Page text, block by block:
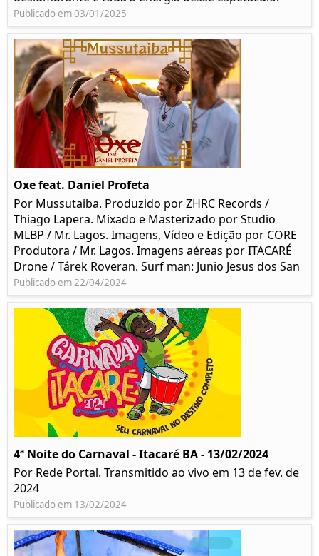
Publicado em 03/01/2025
Oxe feat. Daniel Profeta
Por Mussutaiba. Produzido por ZHRC Records /
Thiago Lapera. Mixado e Masterizado por Studio
MLBP / Mr. Lagos. Imagens, Vídeo e Edição por CORE
Produtora / Mr. Lagos. Imagens aéreas por ITACARÉ
Drone / Tárek Roveran. Surf man: Junio Jesus dos San
Publicado em 22/04/2024
4ª Noite do Carnaval - Itacaré BA - 13/02/2024
Por Rede Portal. Transmitido ao vivo em 13 de fev. de
2024
Publicado em 13/02/2024